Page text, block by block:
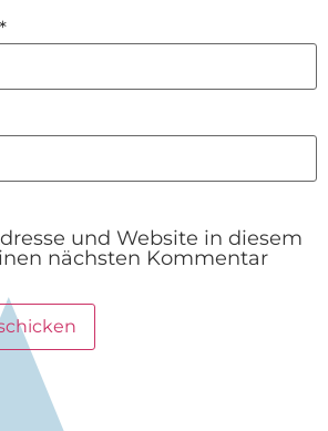
*
und Website in diesem
nächsten Kommentar